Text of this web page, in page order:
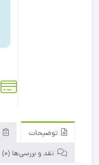
توضیحات
نقد و بررسی‌ها (0)